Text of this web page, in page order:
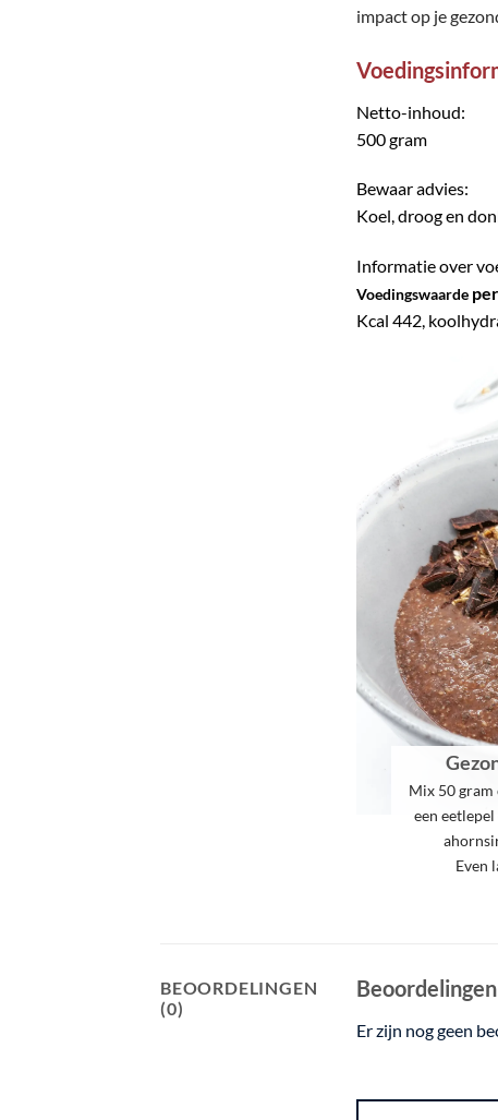
impact op je
Netto-inhoud:
500 gram
Bewaar advies:
Koel, droog en
Informatie over
Voedingswaarde
Kcal 442,
Mix 50 gram
een
Even
BEOORDELINGEN
(0)
Beoordelingen
Er zijn nog geen